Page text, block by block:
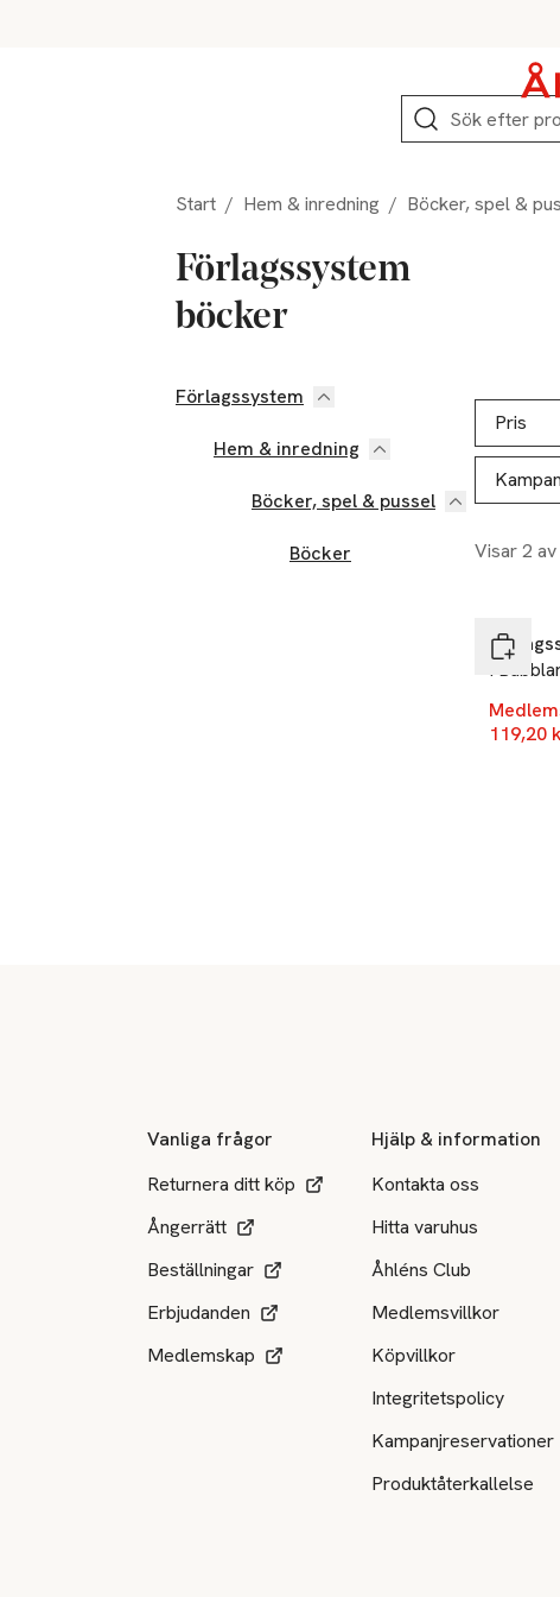
Sök
Start / Hem & inredning / Böcker, spel &
Förlagssystem
böcker
Hoppa till produktsidan
Förlagssystem
Hem & inredning
Böcker, spel & pussel
Böcker
Hoppa till
Pris
Visar 2
Lista
I
119,20
Vanliga frågor
Returnera ditt köp
Ångerrätt
Beställningar
Erbjudanden
Medlemskap
Hjälp & information
Kontakta oss
Hitta varuhus
Åhléns Club
Medlemsvillkor
Köpvillkor
Integritetspolicy
Kampanjreservationer
Produktåterkallelse